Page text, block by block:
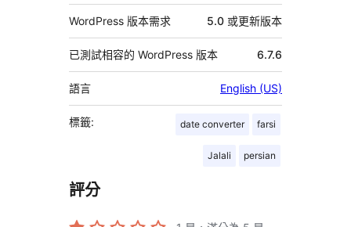
WordPress 版本需求 5.0 或更新版本
已測試相容的 WordPress 版本 6.7.6
語言 English (US)
標籤: date converter farsi
Jalali persian
評分